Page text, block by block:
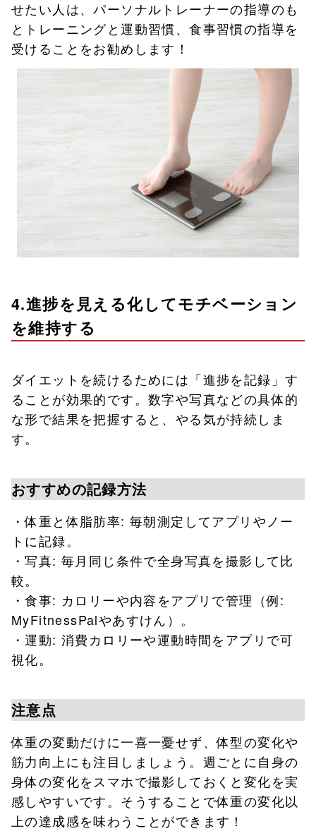
せたい人は、パーソナルトレーナーの指導のも
とトレーニングと運動習慣、食事習慣の指導を
受けることをお勧めします！
4.進捗を見える化してモチベーション
を維持する
ダイエットを続けるためには「進捗を記録」す
ることが効果的です。数字や写真などの具体的
な形で結果を把握すると、やる気が持続しま
す。
おすすめの記録方法
・体重と体脂肪率: 毎朝測定してアプリやノー
トに記録。
・写真: 毎月同じ条件で全身写真を撮影して比
較。
・食事: カロリーや内容をアプリで管理（例:
MyFitnessPalやあすけん）。
・運動: 消費カロリーや運動時間をアプリで可
視化。
注意点
体重の変動だけに一喜一憂せず、体型の変化や
筋力向上にも注目しましょう。週ごとに自身の
身体の変化をスマホで撮影しておくと変化を実
感しやすいです。そうすることで体重の変化以
上の達成感を味わうことができます！